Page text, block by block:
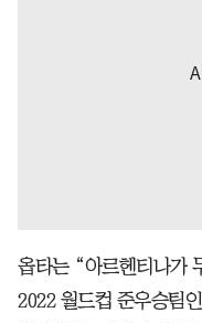
옵타는 “아르헨티나가
2022 월드컵 준우승팀